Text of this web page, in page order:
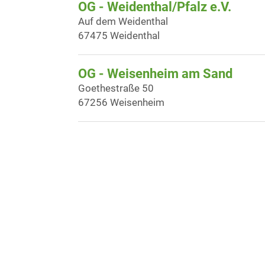
OG - Weidenthal/Pfalz e.V.
Auf dem Weidenthal
67475 Weidenthal
OG - Weisenheim am Sand
Goethestraße 50
67256 Weisenheim